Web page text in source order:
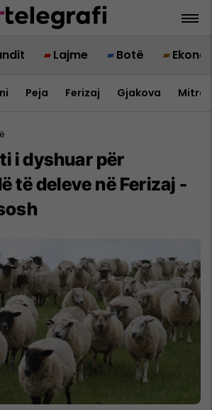
Lajme Botë
Peja Ferizaj Gjakova
i dyshuar për
të deleve në Ferizaj -